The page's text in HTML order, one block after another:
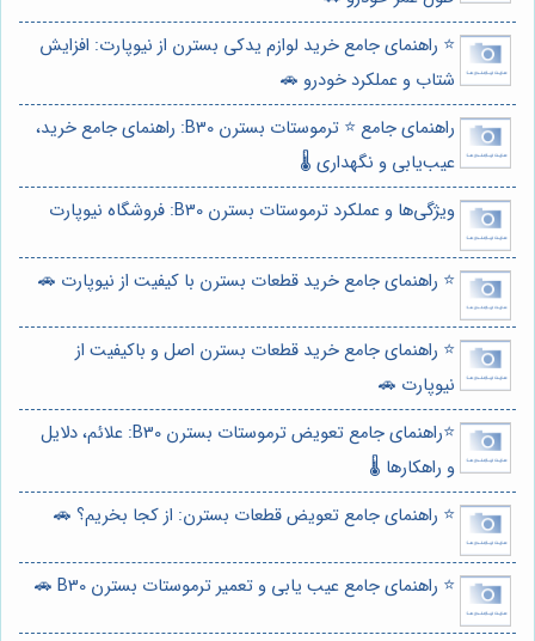
⭐️ راهنمای جامع خرید لوازم یدکی بسترن از نیوپارت: افزایش
شتاب و عملکرد خودرو 🚗
راهنمای جامع ⭐️ ترموستات بسترن B30: راهنمای جامع خرید،
عیب‌یابی و نگهداری 🌡️
ویژگی‌ها و عملکرد ترموستات بسترن B30: فروشگاه نیوپارت
⭐️ راهنمای جامع خرید قطعات بسترن با کیفیت از نیوپارت 🚗
⭐️ راهنمای جامع خرید قطعات بسترن اصل و باکیفیت از
نیوپارت 🚗
⭐️راهنمای جامع تعویض ترموستات بسترن B30: علائم، دلایل
و راهکارها 🌡️
⭐️ راهنمای جامع تعویض قطعات بسترن: از کجا بخریم؟ 🚗
⭐️ راهنمای جامع عیب یابی و تعمیر ترموستات بسترن B30 🚗